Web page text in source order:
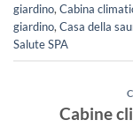
giardino,Cabina
giardino,Casa della
Salute SPA
Cabine